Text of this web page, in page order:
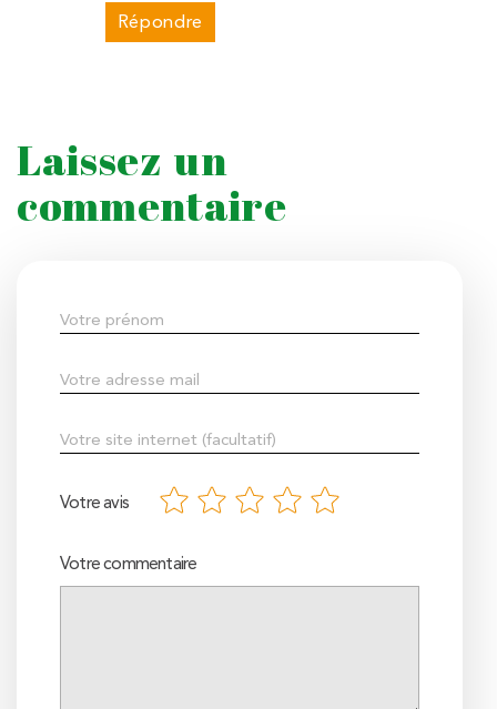
Répondre
Laissez un
commentaire
Votre avis
Votre commentaire